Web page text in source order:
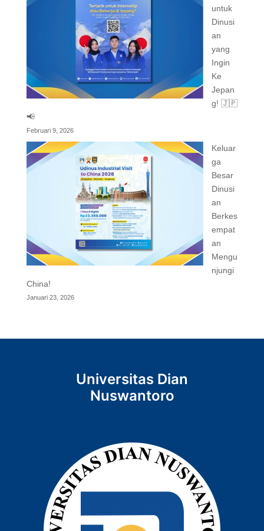
untuk
Dinusi
an
yang
Ingin
Ke
Jepan
g! 🇯🇵
📢
Februari 9, 2026
Keluar
ga
Besar
Dinusi
an
Berkes
empat
an
Mengu
njungi
China!
Januari 23, 2026
Universitas Dian
Nuswantoro